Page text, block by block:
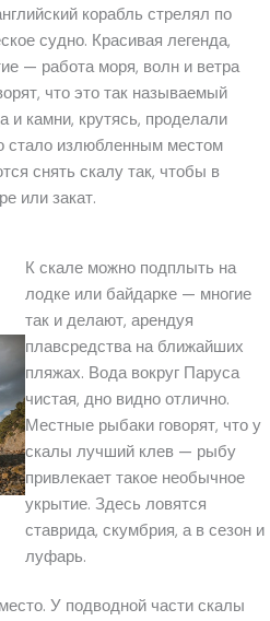
корабль стрелял по
судно. Красивая легенда,
— работа моря, волн и ветра
что это так называемый
и камни, крутясь, проделали
стало излюбленным местом
снять скалу так, чтобы в
или закат.
К скале можно подплыть на
лодке или байдарке — многие
так и делают, арендуя
плавсредства на ближайших
пляжах. Вода вокруг Паруса
чистая, дно видно отлично.
Местные рыбаки говорят, что у
скалы лучший клев — рыбу
привлекает такое необычное
укрытие. Здесь ловятся
ставрида, скумбрия, а в сезон и
луфарь.
У подводной части скалы